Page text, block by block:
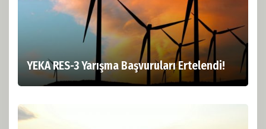
YEKA RES-3 Yarışma Başvuruları Ertelendi!